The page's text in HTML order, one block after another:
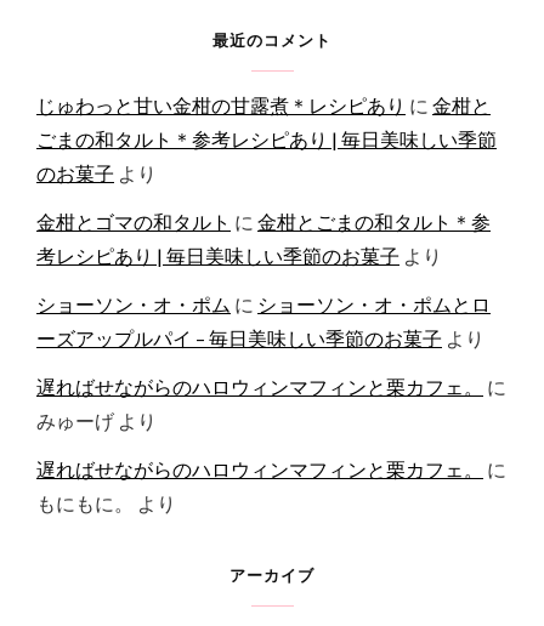
最近のコメント
じゅわっと甘い金柑の甘露煮＊レシピあり に 金柑と
ごまの和タルト＊参考レシピあり | 毎日美味しい季節
のお菓子 より
金柑とゴマの和タルト に 金柑とごまの和タルト＊参
考レシピあり | 毎日美味しい季節のお菓子 より
ショーソン・オ・ポム に ショーソン・オ・ポムとロ
ーズアップルパイ – 毎日美味しい季節のお菓子 より
遅ればせながらのハロウィンマフィンと栗カフェ。
に
みゅーげ より
遅ればせながらのハロウィンマフィンと栗カフェ。
に
もにもに。
より
アーカイブ